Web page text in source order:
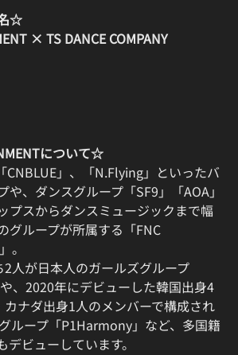
☆
× TS DANCE COMPANY
について☆
CNBLUE」、「N.Flying」といったバ
や、ダンスグループ「SF9」「AOA」
プスからダンスミュージックまで幅
グループが所属する「FNC
。
人が日本人のガールズグループ
、2020年にデビューした韓国出身4
ナダ出身1人のメンバーで構成され
ループ「P1Harmony」など、多国籍
デビューしています。